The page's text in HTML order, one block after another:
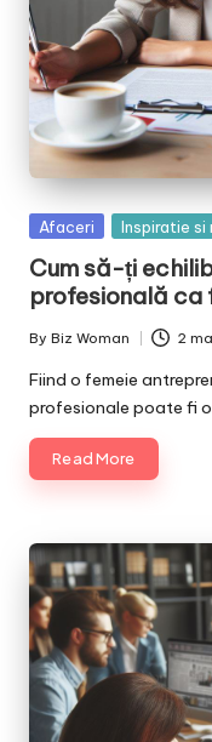
Posted
Afaceri Inspiratie
Cum să-ți
profesională ca
Posted
by
By Biz Woman 2
Fiind o femeie
profesionale poate fi
Read More